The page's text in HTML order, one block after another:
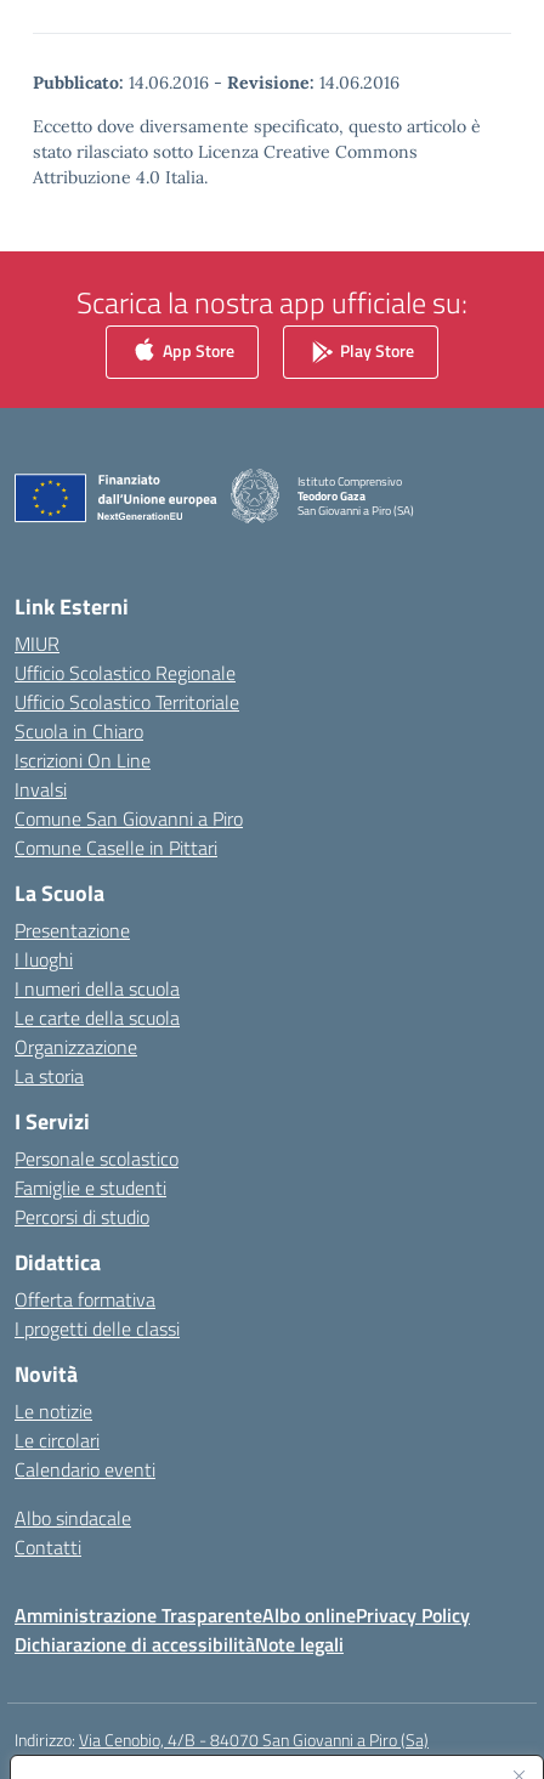
Pubblicato: 14.06.2016 - Revisione: 14.06.2016
Eccetto dove diversamente specificato, questo articolo è
stato rilasciato sotto Licenza Creative Commons
Attribuzione 4.0 Italia.
Scarica la nostra app ufficiale su:
App Store Play Store
Istituto Comprensivo
Teodoro Gaza
San Giovanni a Piro (SA)
Link Esterni
MIUR
Ufficio Scolastico Regionale
Ufficio Scolastico Territoriale
Scuola in Chiaro
Iscrizioni On Line
Invalsi
Comune San Giovanni a Piro
Comune Caselle in Pittari
La Scuola
Presentazione
I luoghi
I numeri della scuola
Le carte della scuola
Organizzazione
La storia
I Servizi
Personale scolastico
Famiglie e studenti
Percorsi di studio
Didattica
Offerta formativa
I progetti delle classi
Novità
Le notizie
Le circolari
Calendario eventi
Albo sindacale
Contatti
Amministrazione TrasparenteAlbo onlinePrivacy Policy
Dichiarazione di accessibilitàNote legali
Indirizzo:Via Cenobio, 4/B - 84070 San Giovanni a Piro (Sa)
Centralino: